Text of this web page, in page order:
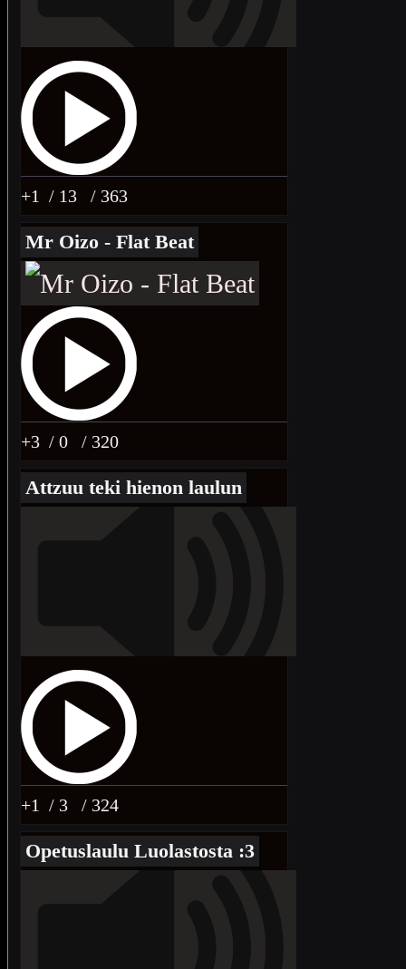
+1 / 13 / 363
Mr Oizo - Flat Beat
+3 / 0 / 320
Attzuu teki hienon laulun
+1 / 3 / 324
Opetuslaulu Luolastosta :3